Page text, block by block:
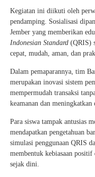
Kegiatan ini diikuti oleh
pendamping. Sosialisasi
Jember yang memberikan
Indonesian Standard (QRIS)
cepat, mudah, aman, dan
Dalam pemaparannya, tim
merupakan inovasi sistem
mempermudah transaksi
keamanan dan
Para siswa tampak antusias
mendapatkan pengetahuan
simulasi penggunaan QRIS
membentuk kebiasaan
sejak dini.